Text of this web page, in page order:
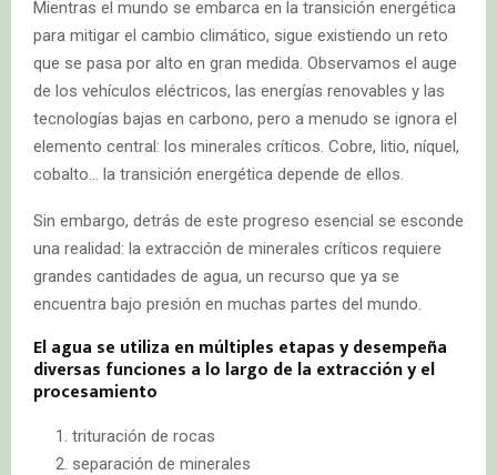
Mientras el mundo se embarca en la transición energética
para mitigar el cambio climático, sigue existiendo un reto
que se pasa por alto en gran medida. Observamos el auge
de los vehículos eléctricos, las energías renovables y las
tecnologías bajas en carbono, pero a menudo se ignora el
elemento central: los minerales críticos. Cobre, litio, níquel,
cobalto… la transición energética depende de ellos.
Sin embargo, detrás de este progreso esencial se esconde
una realidad: la extracción de minerales críticos requiere
grandes cantidades de agua, un recurso que ya se
encuentra bajo presión en muchas partes del mundo.
El agua se utiliza en múltiples etapas y desempeña
diversas funciones a lo largo de la extracción y el
procesamiento
trituración de rocas
separación de minerales